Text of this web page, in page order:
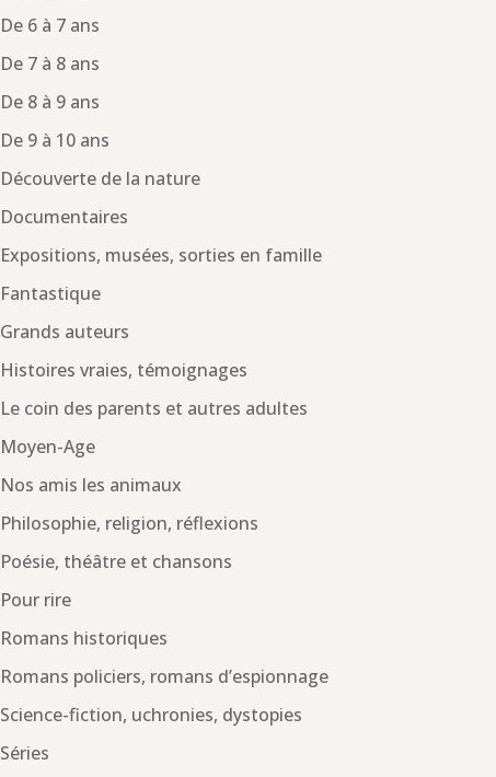
De 6 à 7 ans
De 7 à 8 ans
De 8 à 9 ans
De 9 à 10 ans
Découverte de la nature
Documentaires
Expositions, musées, sorties en famille
Fantastique
Grands auteurs
Histoires vraies, témoignages
Le coin des parents et autres adultes
Moyen-Age
Nos amis les animaux
Philosophie, religion, réflexions
Poésie, théâtre et chansons
Pour rire
Romans historiques
Romans policiers, romans d’espionnage
Science-fiction, uchronies, dystopies
Séries